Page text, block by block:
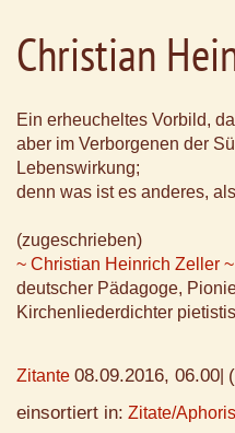
Christian
Ein erheucheltes Vorbild,
aber im Verborgenen der
Lebenswirkung;
denn was ist es anderes,
(zugeschrieben)
~ Christian Heinrich Zeller ~
deutscher Pädagoge,
Kirchenliederdichter
Zitante 08.09.2016, 06.00
einsortiert in: Zitate/